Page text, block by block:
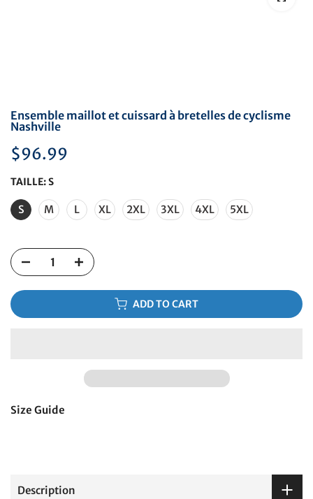
Ensemble maillot et cuissard à bretelles de cyclisme
Nashville
$96.99
TAILLE:S
S M L XL 2XL 3XL 4XL 5XL
ADD TO CART
Size Guide
Description